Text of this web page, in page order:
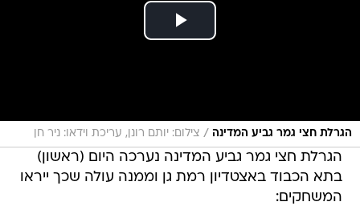
הגרלת חצי גמר גביע המדינה / צילום: יותם רונן, עריכת וידאו: ניר חן
הגרלת חצי גמר גביע המדינה נערכה היום (ראשון)
בתא הכבוד באצטדיון רמת גן וממנה עולה שכך ייראו
המשחקים: